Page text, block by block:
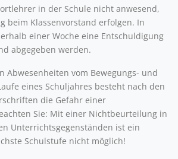
in der Schule nicht anwesend,
beim Klassenvorstand erfolgen. In
einer Woche eine Entschuldigung
abgegeben werden.
Abwesenheiten vom Bewegungs- und
eines Schuljahres besteht nach den
die Gefahr einer
Sie: Mit einer Nichtbeurteilung in
Unterrichtsgegenständen ist ein
Schulstufe nicht möglich!